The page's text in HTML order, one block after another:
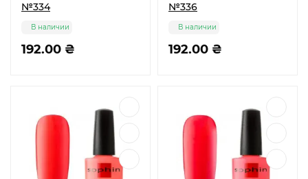
№334
192.00 ₴
В наличии
№336
192.00 ₴
В наличии